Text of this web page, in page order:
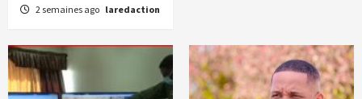
2 semaines ago laredaction